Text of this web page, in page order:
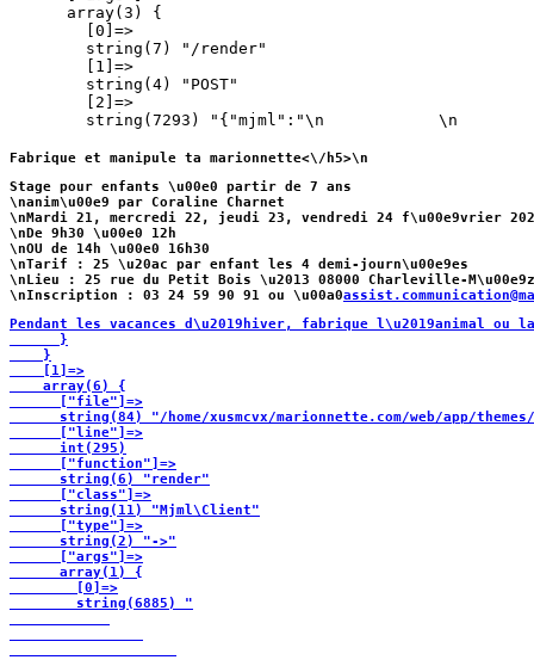
      array(3) {
        [0]=>
        string(7) "/render"
        [1]=>
        string(4) "POST"
        [2]=>
        string(7293) "{"mjml":"\n
Fabrique et manipule ta marionnette<\/h5>\n
Stage pour enfants \u00e0 partir de 7 ans
\nanim\u00e9 par Coraline Charnet
\nMardi 21, mercredi 22, jeudi 23, vendredi 24 f\u00e9vrier
\nDe 9h30 \u00e0 12h
\nOU de 14h \u00e0 16h30
\nTarif : 25 \u20ac par enfant les 4 demi-journ\u00e9es
\nLieu : 25 rue du Petit Bois \u2013 08000 Charleville-
\nInscription : 03 24 59 90 91 ou \u00a0
Pendant les vacances d\u2019hiver,
      }
    }
    [1]=>
    array(6) {
      ["file"]=>
string(84) "/home/xusmcvx/marionnette.com/web/app/
      ["line"]=>
      int(295)
      ["function"]=>
      string(6) "render"
      ["class"]=>
      string(11) "Mjml\Client"
      ["type"]=>
      string(2) "->"
      ["args"]=>
      array(1) {
        [0]=>
        string(6885) "